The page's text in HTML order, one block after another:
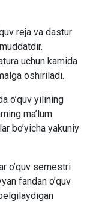
reja va dastur
uchun kamida
oshiriladi.
o’quv yilining
ma’lum
bo’yicha yakuniy
o’quv semestri
fandan o’quv